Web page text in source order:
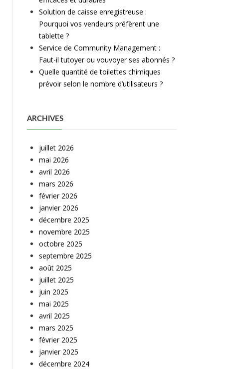
Solution de caisse enregistreuse :
Pourquoi vos vendeurs préfèrent une
tablette ?
Service de Community Management :
Faut-il tutoyer ou vouvoyer ses abonnés ?
Quelle quantité de toilettes chimiques
prévoir selon le nombre d’utilisateurs ?
ARCHIVES
juillet 2026
mai 2026
avril 2026
mars 2026
février 2026
janvier 2026
décembre 2025
novembre 2025
octobre 2025
septembre 2025
août 2025
juillet 2025
juin 2025
mai 2025
avril 2025
mars 2025
février 2025
janvier 2025
décembre 2024